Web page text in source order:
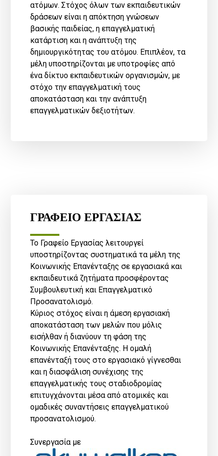
ατόμων. Στόχος όλων των εκπαιδευτικών
δράσεων είναι η απόκτηση γνώσεων
βασικής παιδείας, η επαγγελματική
κατάρτιση και η ανάπτυξη της
δημιουργικότητας του ατόμου. Επιπλέον, τα
μέλη υποστηρίζονται με υποτροφίες από
ένα δίκτυο εκπαιδευτικών οργανισμών, με
στόχο την επαγγελματική τους
αποκατάσταση και την ανάπτυξη
επαγγελματικών δεξιοτήτων.
ΓΡΑΦΕΙΟ ΕΡΓΑΣΙΑΣ
Το Γραφείο Εργασίας λειτουργεί
υποστηρίζοντας συστηματικά τα μέλη της
Κοινωνικής Επανένταξης σε εργασιακά και
εκπαιδευτικά ζητήματα προσφέροντας
Συμβουλευτική και Επαγγελματικό
Προσανατολισμό.
Κύριος στόχος είναι η άμεση εργασιακή
αποκατάσταση των μελών που μόλις
εισήλθαν ή διανύουν τη φάση της
Κοινωνικής Επανένταξης. Η ομαλή
επανένταξή τους στο εργασιακό γίγνεσθαι
και η διασφάλιση συνέχισης της
επαγγελματικής τους σταδιοδρομίας
επιτυγχάνονται μέσα από ατομικές και
ομαδικές συναντήσεις επαγγελματικού
προσανατολισμού.
Συνεργασία με